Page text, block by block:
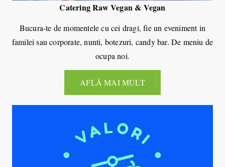
Catering Raw Vegan & Vegan
Bucura-te de momentele cu cei dragi, fie un eveniment in
familei sau corporate, nunti, botezuri, candy bar. De meniu de
ocupa noi.
AFLĂ MAI MULT